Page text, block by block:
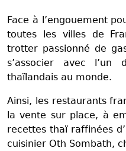
Face à l’engouement
toutes les villes de
trotter passionné de
s’associer avec
thaïlandais au monde.
Ainsi, les restaurants
la vente sur place, à
recettes thaï raffinées
cuisinier Oth Sombath,